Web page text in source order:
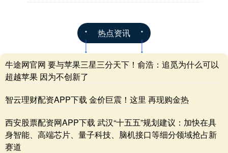
热点资讯
牛途网官网 要与苹果三星三分天下！俞浩：追觅为什么可以
超越苹果 因为不创新了
智云理财配资APP下载 金价巨震！这里 再现购金热
西安股票配资网APP下载 武汉“十五五”规划建议：加快在具
身智能、高端芯片、量子科技、脑机接口等细分领域抢占新
赛道